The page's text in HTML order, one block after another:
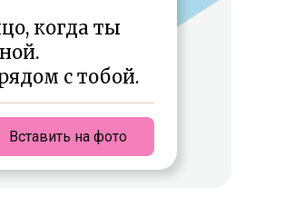
когда ты
с тобой.
Вставить на фото